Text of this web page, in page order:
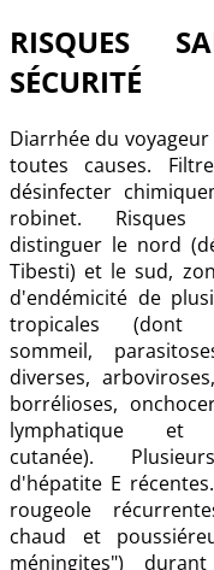
RISQUES
SÉCURITÉ
Diarrhée du
toutes causes.
désinfecter
robinet.
distinguer le nord
Tibesti) et le sud,
d'endémicité de
tropicales (dont
sommeil,
diverses,
borrélioses,
lymphatique et
cutanée).
d'hépatite E
rougeole
chaud et
méningites")